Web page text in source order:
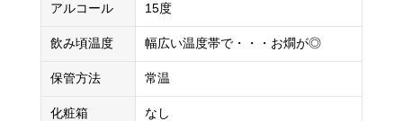
アルコール 15度
飲み頃温度 幅広い温度帯で・・・お燗が◎
保管方法 常温
化粧箱 なし